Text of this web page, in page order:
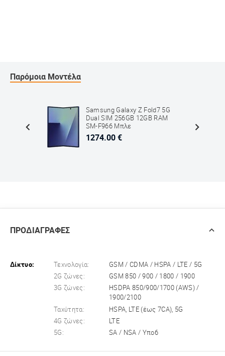
Παρόμοια Μοντέλα
Samsung Galaxy Z Fold7 5G
Dual SIM 256GB 12GB RAM
SM-F966 Μπλε
1274.00 €
ΠΡΟΔΙΑΓΡΑΦΕΣ
Δίκτυο: Τεχνολογία:
GSM / CDMA / HSPA / LTE / 5G
2G ζώνες:
GSM 850 / 900 / 1800 / 1900
3G ζώνες:
HSDPA 850/900/1700 (AWS) /
1900/2100
Ταχύτητα:
HSPA, LTE (έως 7CA), 5G
4G ζώνες:
LTE
5G:
SA / NSA / Υπο6